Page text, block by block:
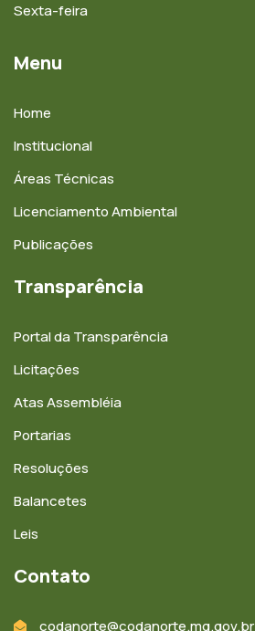
Sexta-feira
Menu
Home
Institucional
Áreas Técnicas
Licenciamento Ambiental
Publicações
Transparência
Portal da Transparência
Licitações
Atas Assembléia
Portarias
Resoluções
Balancetes
Leis
Contato
codanorte@codanorte.mg.gov.br